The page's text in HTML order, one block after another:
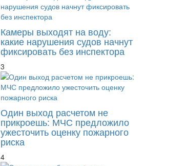
Камеры выходят на воду:
какие нарушения судов начнут
фиксировать без инспектора
3
Один выход расчетом не
прикроешь: МЧС предложило
ужесточить оценку пожарного
риска
4